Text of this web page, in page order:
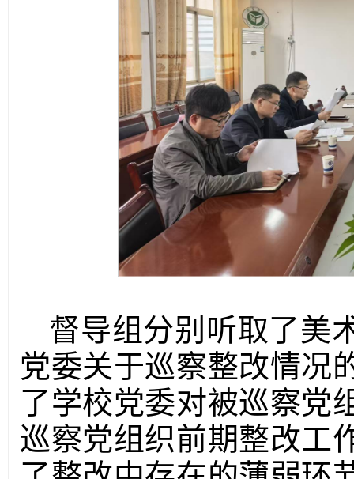
督导组分别听取了美
党委关于巡察整改情况
了学校党委对被巡察党
巡察党组织前期整改工